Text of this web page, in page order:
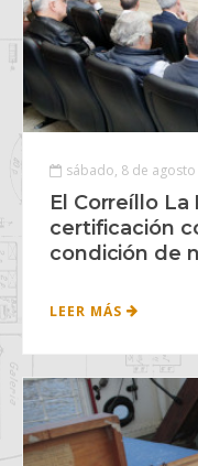
sábado, 8 de
El Correíllo La
certificación
condición de
LEER MÁS